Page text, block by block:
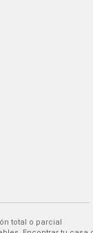
total o parcial